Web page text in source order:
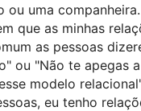
ou uma
que as minhas
as pessoas
ou "Não te apegas
modelo
eu tenho